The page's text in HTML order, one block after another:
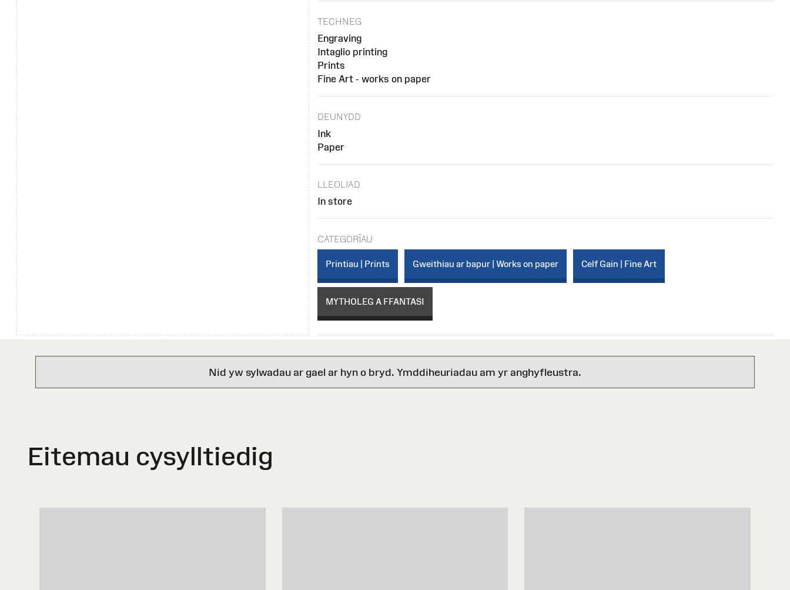
TECHNEG
Engraving
Intaglio printing
Prints
Fine Art - works on paper
DEUNYDD
Ink
Paper
LLEOLIAD
In store
CATEGORÏAU
Printiau | Prints Gweithiau ar bapur | Works on paper Celf Gain | Fine Art
MYTHOLEG A FFANTASI
Nid yw sylwadau ar gael ar hyn o bryd. Ymddiheuriadau am yr anghyfleustra.
Eitemau cysylltiedig